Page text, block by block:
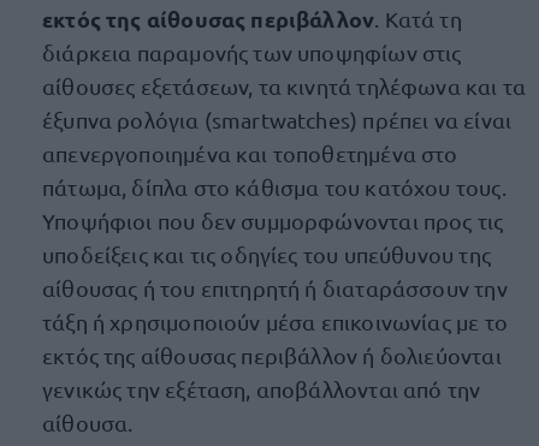
εκτός της αίθουσας περιβάλλον . Κατά τη
διάρκεια παραμονής των υποψηφίων στις
αίθουσες εξετάσεων, τα κινητά τηλέφωνα και τα
έξυπνα ρολόγια (smartwatches) πρέπει να είναι
απενεργοποιημένα και τοποθετημένα στο
πάτωμα, δίπλα στο κάθισμα του κατόχου τους.
Υποψήφιοι που δεν συμμορφώνονται προς τις
υποδείξεις και τις οδηγίες του υπεύθυνου της
αίθουσας ή του επιτηρητή ή διαταράσσουν την
τάξη ή χρησιμοποιούν μέσα επικοινωνίας με το
εκτός της αίθουσας περιβάλλον ή δολιεύονται
γενικώς την εξέταση, αποβάλλονται από την
αίθουσα.